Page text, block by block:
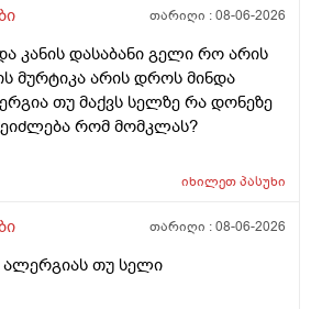
მიმართ ეს ტესტი
ხო?
თარიღი :08-06-2026
კანის დასაბანი გელი რო არის
მურტიკა არის დროს მინდა
თუ მაქვს სელზე რა დონეზე
რომ მომკლას?
იხილეთპასუხი
თარიღი :08-06-2026
ალერგიას თუ სელი